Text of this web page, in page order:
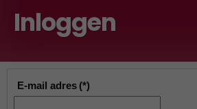
Inloggen
E-mail adres (*)